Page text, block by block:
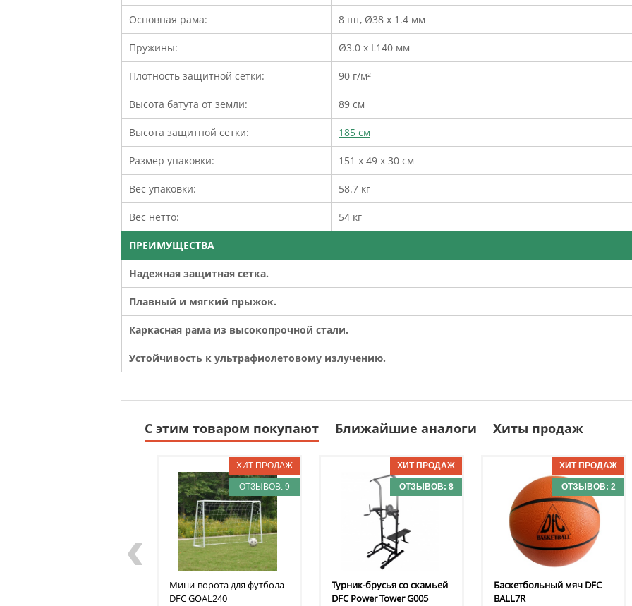
Основная рама: 8 шт, Ø38 х 1.4 мм
Пружины: Ø3.0 x L140 мм
Плотность защитной сетки: 90 г/м²
Высота батута от земли: 89 см
Высота защитной сетки: 185 см
Размер упаковки: 151 х 49 х 30 см
Вес упаковки: 58.7 кг
Вес нетто: 54 кг
ПРЕИМУЩЕСТВА
Надежная защитная сетка.
Плавный и мягкий прыжок.
Каркасная рама из высокопрочной стали.
Устойчивость к ультрафиолетовому излучению.
С этим товаром покупают Ближайшие аналоги Хиты продаж
ОТЗЫВОВ: 9
Мини-ворота для футбола
DFCGOAL240
ОТЗЫВОВ: 8
Турник-брусья со скамьей
DFCPower Tower G005
ОТЗЫВОВ: 2
Баскетбольный мяч DFC
BALL7R
‹